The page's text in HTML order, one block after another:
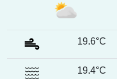
19.6°C
19.4°C